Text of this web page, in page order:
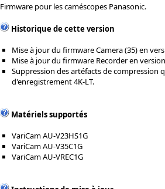
Firmware pour les caméscopes Panasonic.
Historique de cette version
Mise à jour du firmware Camera (35) en
Mise à jour du firmware Recorder en
Suppression des artéfacts de compression
d'enregistrement 4K-LT.
Matériels supportés
VariCam AU-V23HS1G
VariCam AU-V35C1G
VariCam AU-VREC1G